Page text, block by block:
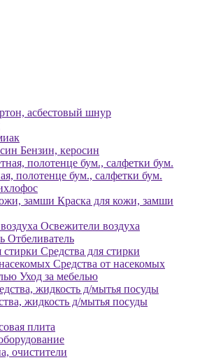
асбестовый шнур
Бензин, керосин
полотенце бум., салфетки бум.
Краска для кожи, замши
Освежители воздуха
Отбеливатель
Средства для стирки
Средства от насекомых
Уход за мебелью
жидкость д/мытья посуды
плита
очистители